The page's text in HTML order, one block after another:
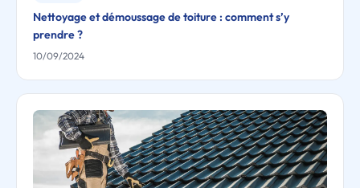
Nettoyage et démoussage de toiture : comment s’y
prendre ?
10/09/2024